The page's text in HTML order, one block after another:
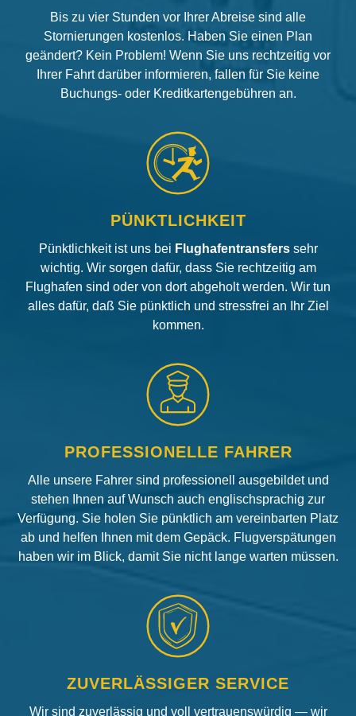
Bis zu vier Stunden vor Ihrer Abreise sind alle
Stornierungen kostenlos. Haben Sie einen Plan
geändert? Kein Problem! Wenn Sie uns rechtzeitig vor
Ihrer Fahrt darüber informieren, fallen für Sie keine
Buchungs- oder Kreditkartengebühren an.
PÜNKTLICHKEIT
Pünktlichkeit ist uns bei Flughafentransfers sehr
wichtig. Wir sorgen dafür, dass Sie rechtzeitig am
Flughafen sind oder von dort abgeholt werden. Wir tun
alles dafür, daß Sie pünktlich und stressfrei an Ihr Ziel
kommen.
PROFESSIONELLE FAHRER
Alle unsere Fahrer sind professionell ausgebildet und
stehen Ihnen auf Wunsch auch englischsprachig zur
Verfügung. Sie holen Sie pünktlich am vereinbarten Platz
ab und helfen Ihnen mit dem Gepäck. Flugverspätungen
haben wir im Blick, damit Sie nicht lange warten müssen.
ZUVERLÄSSIGER SERVICE
Wir sind zuverlässig und voll vertrauenswürdig — wir